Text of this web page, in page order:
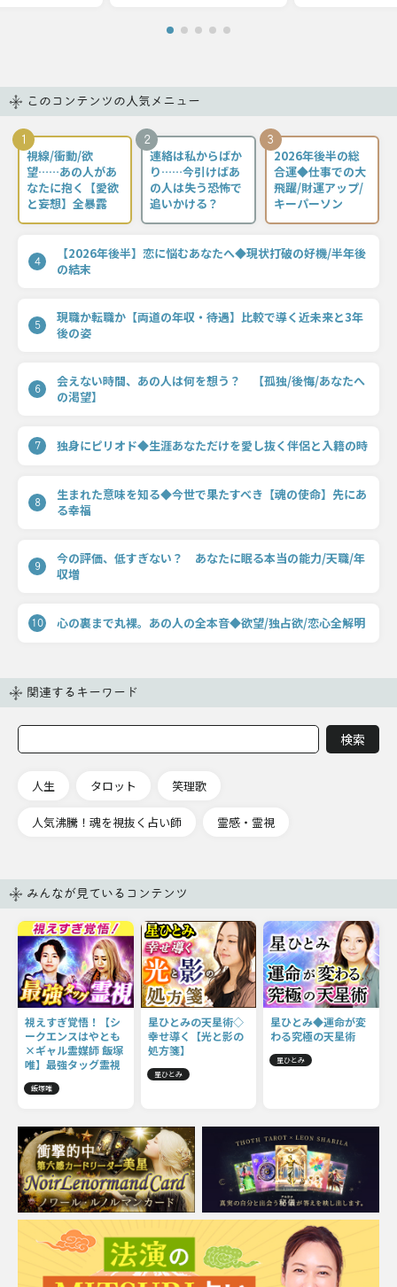
このコンテンツの人気メニュー
1
視線/衝動/欲
望……あの人があ
なたに抱く【愛欲
と妄想】全暴露
2
連絡は私からばか
り……今引けばあ
の人は失う恐怖で
追いかける？
3
2026年後半の総
合運◆仕事での大
飛躍/財運アップ/
キーパーソン
4
【2026年後半】恋に悩むあなたへ◆現状打破の好機/半年後
の結末
5
現職か転職か【両道の年収・待遇】比較で導く近未来と3年
後の姿
6
会えない時間、あの人は何を想う？ 【孤独/後悔/あなたへ
の渇望】
7 独身にピリオド◆生涯あなただけを愛し抜く伴侶と入籍の時
8
生まれた意味を知る◆今世で果たすべき【魂の使命】先にあ
る幸福
9
今の評価、低すぎない？ あなたに眠る本当の能力/天職/年
収増
10 心の裏まで丸裸。あの人の全本音◆欲望/独占欲/恋心全解明
関連するキーワード
人生 タロット 笑理歌
人気沸騰！魂を視抜く占い師 霊感・霊視
みんなが見ているコンテンツ
視えすぎ覚悟！【シ
ークエンスはやとも
×ギャル霊媒師 飯塚
唯】最強タッグ霊視
飯塚唯
星ひとみの天星術◇
幸せ導く【光と影の
処方箋】
星ひとみ
星ひとみ◆運命が変
わる究極の天星術
星ひとみ